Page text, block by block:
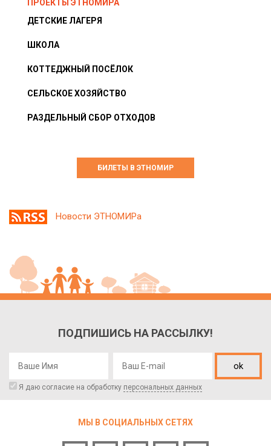
ПРОЕКТЫ ЭТНОМИРА
ДЕТСКИЕ ЛАГЕРЯ
ШКОЛА
КОТТЕДЖНЫЙ ПОСЁЛОК
СЕЛЬСКОЕ ХОЗЯЙСТВО
РАЗДЕЛЬНЫЙ СБОР ОТХОДОВ
БИЛЕТЫ В ЭТНОМИР
Новости ЭТНОМИРа
ПОДПИШИСЬ НА РАССЫЛКУ!
ok
Я даю согласие на обработку персональных данных
МЫ В СОЦИАЛЬНЫХ СЕТЯХ